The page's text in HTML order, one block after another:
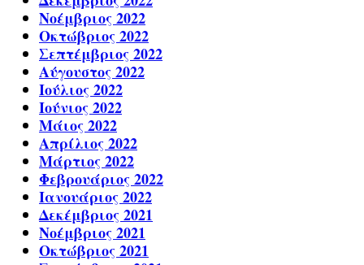
Νοέμβριος 2022
Οκτώβριος 2022
Σεπτέμβριος 2022
Αύγουστος 2022
Ιούλιος 2022
Ιούνιος 2022
Μάιος 2022
Απρίλιος 2022
Μάρτιος 2022
Φεβρουάριος 2022
Ιανουάριος 2022
Δεκέμβριος 2021
Νοέμβριος 2021
Οκτώβριος 2021